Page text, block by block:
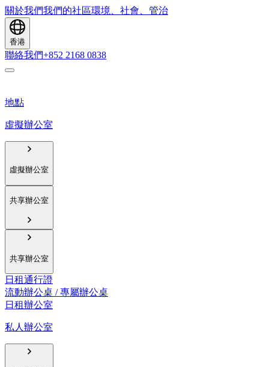
關於我們我們的社區環境、社會、管治
香港
聯絡我們+852 2168 0838
地點
虛擬辦公室
虛擬辦公室
共享辦公室
共享辦公室
日租通行證
流動辦公桌 / 專屬辦公桌
日租辦公室
私人辦公室